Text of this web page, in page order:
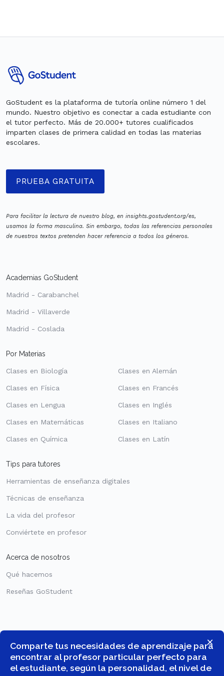
×
Comparte tus necesidades de aprendizaje para
encontrar al profesor particular perfecto para
el estudiante, según la personalidad, el nivel de
GoStudent es la plataforma de tutoría online número 1 del
mundo. Nuestro objetivo es conectar a cada estudiante con
el tutor perfecto. Más de 20.000+ tutores cualificados
imparten clases de primera calidad en todas las materias
escolares.
PRUEBA GRATUITA
Para facilitar la lectura de nuestro blog, en insights.gostudent.org/es,
usamos la forma masculina. Sin embargo, todas las referencias personales
de nuestros textos pretenden hacer referencia a todos los géneros.
Academias GoStudent
Madrid - Carabanchel
Madrid - Villaverde
Madrid - Coslada
Por Materias
Clases en Biología
Clases en Física
Clases en Lengua
Clases en Matemáticas
Clases en Química
Clases en Alemán
Clases en Francés
Clases en Inglés
Clases en Italiano
Clases en Latín
Tips para tutores
Herramientas de enseñanza digitales
Técnicas de enseñanza
La vida del profesor
Conviértete en profesor
Acerca de nosotros
Qué hacemos
Reseñas GoStudent